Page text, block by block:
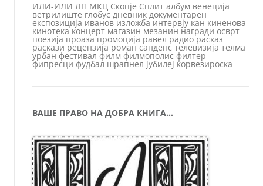
ИЛИ-ИЛИ ЛП МКЦ Скопје Сплит албум венеција
ветрилиште глобус дневник документарен
експозиција иванов изложба интервју кан киненова
кинотека концерт магазин мезанин награди осврт
поезија проаза промоција равел радио расказ
раскази рецензија роман санденс телевизија телма
урбан фестивал филм филмополис филтер
фипресци фудбал шрапнел јубилеј ќорвезироска
ВАШЕ ПРАВО НА ДОБРА КНИГА…